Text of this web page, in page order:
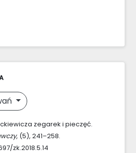
zegarek i pieczęć.
, (5), 241–258.
zk.2018.5.14